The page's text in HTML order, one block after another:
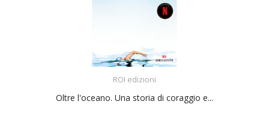
ROI edizioni
Oltre l'oceano. Una storia di coraggio e...